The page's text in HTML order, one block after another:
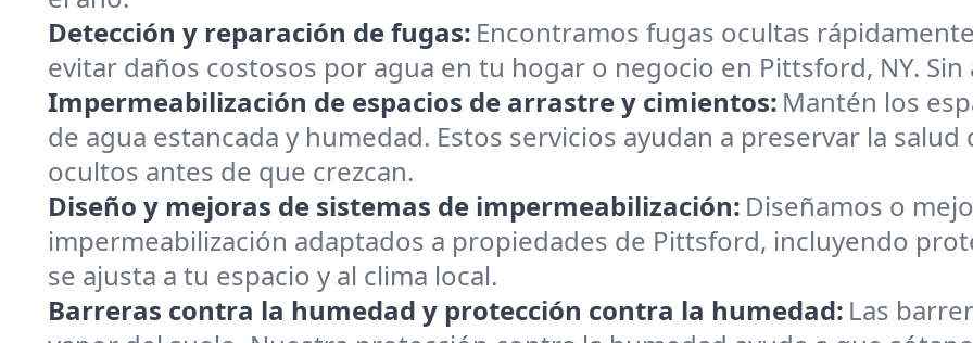
Detección y reparación de fugas: Encontramos fugas ocultas
evitar daños costosos por agua en tu hogar o negocio en Pittsford, NY.
Impermeabilización de espacios de arrastre y cimientos: Mantén los
de agua estancada y humedad. Estos servicios ayudan a preservar la
ocultos antes de que crezcan.
Diseño y mejoras de sistemas de impermeabilización: Diseñamos o
impermeabilización adaptados a propiedades de Pittsford, incluyendo
se ajusta a tu espacio y al clima local.
Barreras contra la humedad y protección contra la humedad: Las